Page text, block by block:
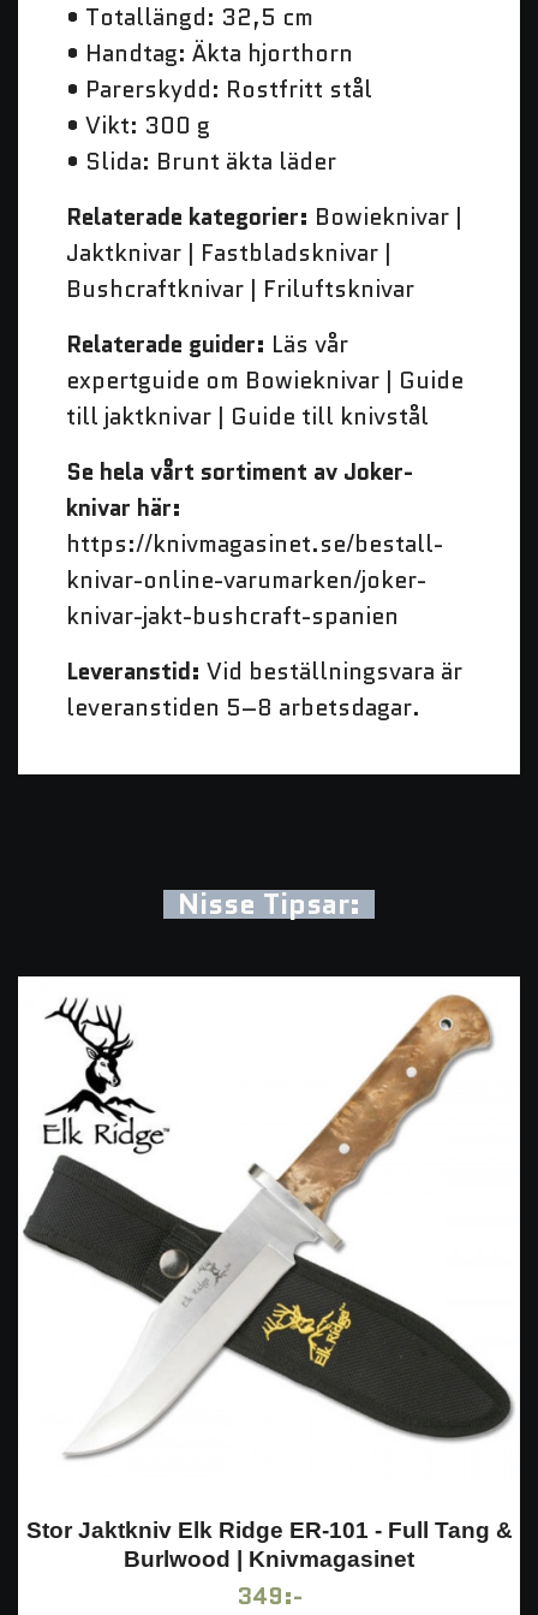
• Totallängd: 32,5 cm
• Handtag: Äkta hjorthorn
• Parerskydd: Rostfritt stål
• Vikt: 300 g
• Slida: Brunt äkta läder
Relaterade kategorier: Bowieknivar |
Jaktknivar | Fastbladsknivar |
Bushcraftknivar | Friluftsknivar
Relaterade guider: Läs vår
expertguide om Bowieknivar | Guide
till jaktknivar | Guide till knivstål
Se hela vårt sortiment av Joker-
knivar här:
https://knivmagasinet.se/bestall-
knivar-online-varumarken/joker-
knivar-jakt-bushcraft-spanien
Leveranstid: Vid beställningsvara är
leveranstiden 5–8 arbetsdagar.
Stor Jaktkniv Elk Ridge ER-101 - Full Tang &
Burlwood | Knivmagasinet
349:-